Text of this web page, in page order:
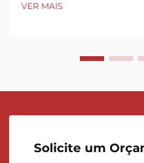
VER MAIS
Solicite um